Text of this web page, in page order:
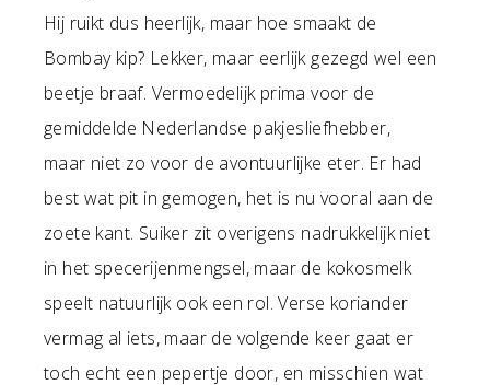
Hij ruikt dus heerlijk, maar hoe smaakt de
Bombay kip? Lekker, maar eerlijk gezegd wel een
beetje braaf. Vermoedelijk prima voor de
gemiddelde Nederlandse pakjesliefhebber,
maar niet zo voor de avontuurlijke eter. Er had
best wat pit in gemogen, het is nu vooral aan de
zoete kant. Suiker zit overigens nadrukkelijk niet
in het specerijenmengsel, maar de kokosmelk
speelt natuurlijk ook een rol. Verse koriander
vermag al iets, maar de volgende keer gaat er
toch echt een pepertje door, en misschien wat